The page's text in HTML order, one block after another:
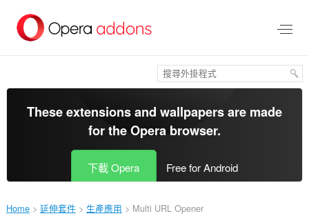
區
These extensions and wallpapers are made
for theOpera browser.
下載 Opera Free for Android
Home 延伸套件 生產應用 Multi URL Opener‎